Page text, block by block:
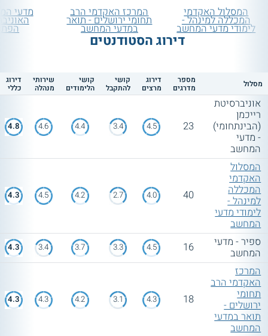
המסלול האקדמי
המכללה למינהל -
לימודי מדעי המחשב
המרכז האקדמי הרב
תחומי ירושלים - תואר
במדעי המחשב
מדעי
דירוג הסטודנטים
מסלול מספר
מדרגים
דירוג
מרצים
קושי
להתקבל
קושי
הלימודים
שירותי
מנהלה
דירוג
כללי
אוניברסיטת
רייכמן
(הבינתחומי)
- מדעי
המחשב
23
4.5
3.4
4.4
4.6
4.8
המסלול
האקדמי
המכללה
למינהל -
לימודי מדעי
המחשב
40
4.0
2.7
4.2
4.5
4.3
ספיר - מדעי
המחשב 16
4.5
3.3
3.7
3.4
4.3
המרכז
האקדמי הרב
תחומי
ירושלים -
תואר במדעי
המחשב
18
4.3
3.1
4.2
4.3
4.3